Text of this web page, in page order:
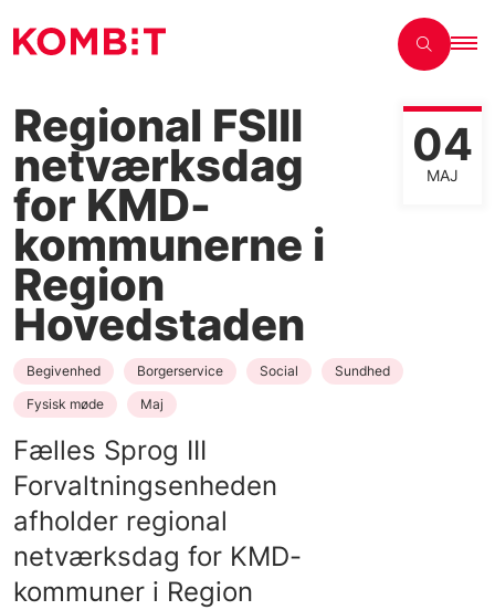
Regional FSIII
netværksdag
for KMD-
kommunerne i
Region
Hovedstaden
04
MAJ
Begivenhed Borgerservice Social
Sundhed
Fysisk møde
Maj
Fælles Sprog III
Forvaltningsenheden
afholder regional
netværksdag for KMD-
kommuner i Region